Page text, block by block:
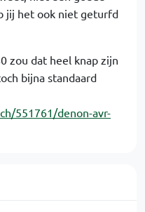
jij het ook niet geturfd
zou dat heel knap zijn
bijna standaard
551761/denon-avr-